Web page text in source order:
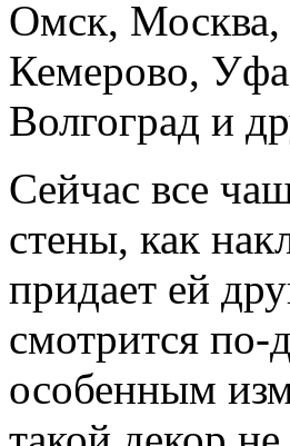
Омск, Москва,
Кемерово,
Волгоград и
Сейчас все
стены, как
придает ей
смотрится по-
особенным